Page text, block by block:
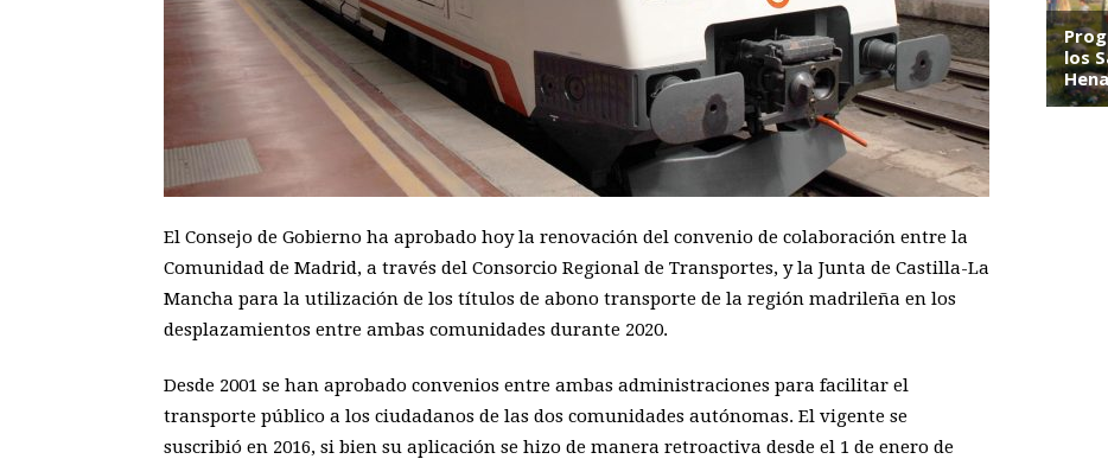
El Consejo de Gobierno ha aprobado hoy la renovación del convenio de colaboración entre la
Comunidad de Madrid, a través del Consorcio Regional de Transportes, y la Junta de Castilla-La
Mancha para la utilización de los títulos de abono transporte de la región madrileña en los
desplazamientos entre ambas comunidades durante 2020.
Desde 2001 se han aprobado convenios entre ambas administraciones para facilitar el
transporte público a los ciudadanos de las dos comunidades autónomas. El vigente se
suscribió en 2016, si bien su aplicación se hizo de manera retroactiva desde el 1 de enero de